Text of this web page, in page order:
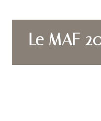
Le MAF